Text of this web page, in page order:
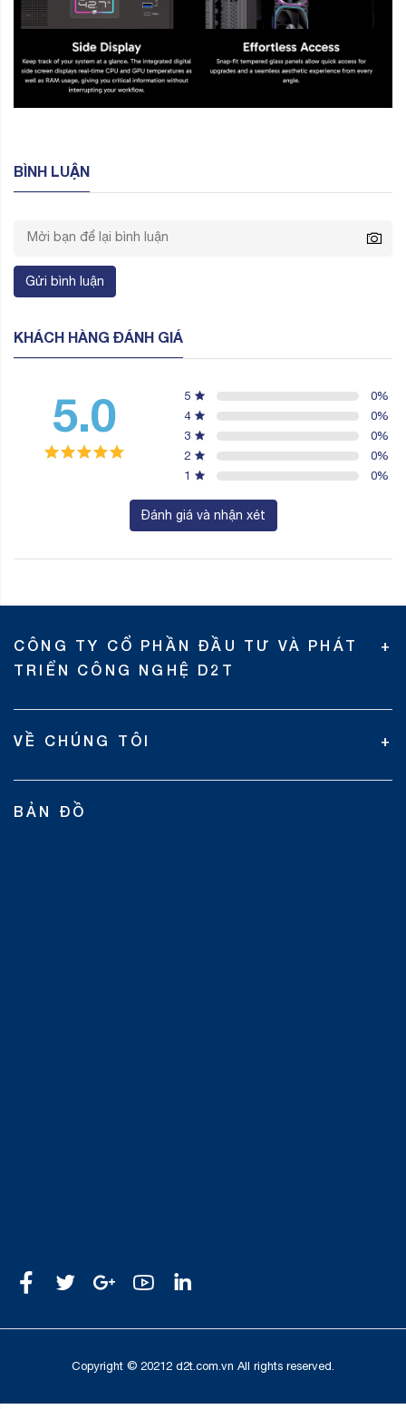
BÌNH LUẬN
Gửi bình luận
KHÁCH HÀNG ĐÁNH GIÁ
5.0 5 0%
4
0%
3
0%
2
0%
1
0%
Đánh giá và nhận xét
CÔNG TY CỔ PHẦN ĐẦU TƯ VÀ PHÁT
TRIỂN CÔNG NGHỆ D2T
VỀ CHÚNG TÔI
BẢN ĐỒ
Copyright © 20212 d2t.com.vn All rights reserved.